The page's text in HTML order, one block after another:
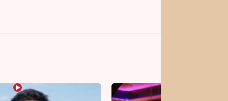
roli mezi zápasníky.